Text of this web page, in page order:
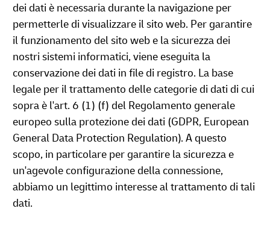
dei dati è necessaria durante la navigazione per
permetterle di visualizzare il sito web. Per garantire
il funzionamento del sito web e la sicurezza dei
nostri sistemi informatici, viene eseguita la
conservazione dei dati in file di registro. La base
legale per il trattamento delle categorie di dati di cui
sopra è l'art. 6 (1) (f) del Regolamento generale
europeo sulla protezione dei dati (GDPR, European
General Data Protection Regulation). A questo
scopo, in particolare per garantire la sicurezza e
un'agevole configurazione della connessione,
abbiamo un legittimo interesse al trattamento di tali
dati.